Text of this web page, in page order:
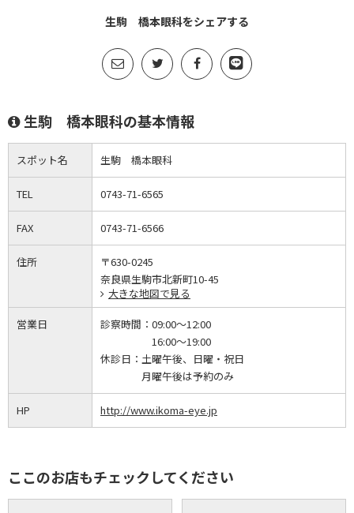
生駒 橋本眼科をシェアする
生駒 橋本眼科の基本情報
スポット名 生駒 橋本眼科
TEL 0743-71-6565
FAX 0743-71-6566
住所
〒630-0245
奈良県生駒市北新町10-45
大きな地図で見る
営業日 診察時間： 09:00～12:00
16:00～19:00
休診日： 土曜午後、日曜・祝日
月曜午後は予約のみ
HP http://www.ikoma-eye.jp
ここのお店もチェックしてください